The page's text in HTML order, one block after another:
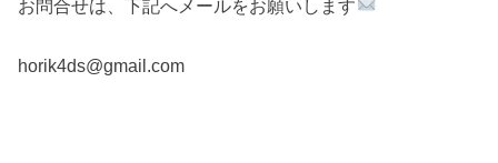
お問合せは、下記へメールをお願いします
horik4ds@gmail.com